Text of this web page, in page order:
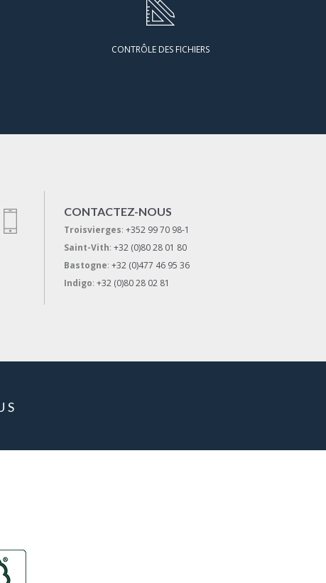
CONTRÔLE DES FICHIERS
CONTACTEZ-NOUS
Troisvierges: +352 99 70 98-1
Saint-Vith: +32 (0)80 28 01 80
Bastogne: +32 (0)477 46 95 36
Indigo: +32 (0)80 28 02 81